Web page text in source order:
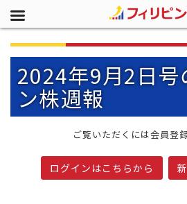
2024年9月2日号
ン株週報
ご覧いただくには会員登
ログインはこちらから